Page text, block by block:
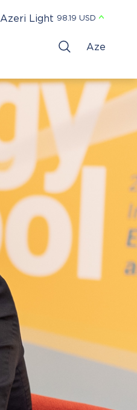
Azeri Light 98.19 USD
Aze